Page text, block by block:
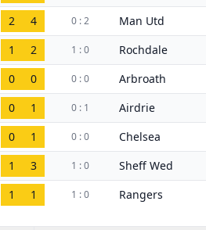
2 4 0 : 2 Man Utd
1 2 1 : 0 Rochdale
0 0 0 : 0 Arbroath
0 1 0 : 1 Airdrie
0 1 0 : 0 Chelsea
1 3 1 : 0 Sheff Wed
1 1 1 : 0 Rangers